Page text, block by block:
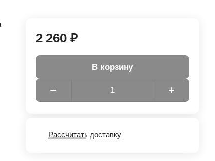
2 260 ₽
В корзину
Рассчитать доставку